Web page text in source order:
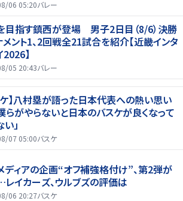
06 05:20バレー
目指す鎮西が登場 男子2日目（8/6）決勝
メント1、2回戦全21試合を紹介【近畿インタ
】
05 20:43バレー
ケ】八村塁が語った日本代表への熱い思い
僕らがやらないと日本のバスケが良くなって
」
07 05:00バスケ
ディアの企画“オフ補強格付け”、第2弾が
イカーズ、ウルブズの評価は
06 20:27バスケ